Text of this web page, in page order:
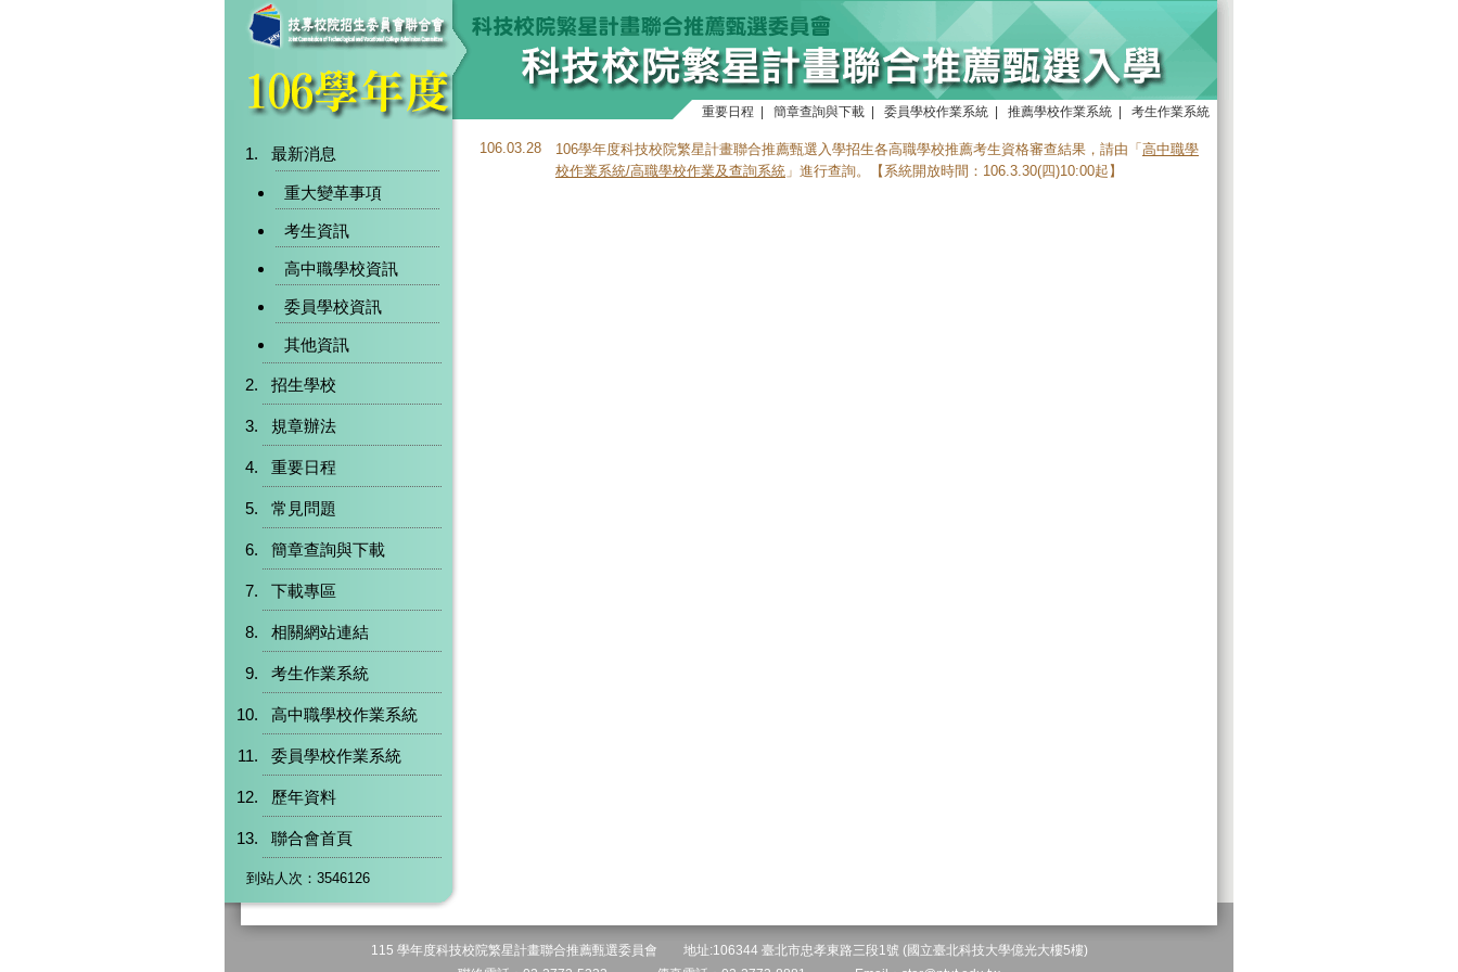
重要日程 簡章查詢與下載 委員學校作業系統 推薦學校作業系統 考生作業系統
最新消息
重大變革事項
考生資訊
高中職學校資訊
委員學校資訊
其他資訊
招生學校
規章辦法
重要日程
常見問題
簡章查詢與下載
下載專區
相關網站連結
考生作業系統
高中職學校作業系統
委員學校作業系統
歷年資料
聯合會首頁
到站人次：3546126
106.03.28 106學年度科技校院繁星計畫聯合推薦甄選入學招生各高職學校推薦考生資格審查結果，請由「 高中職學
校作業系統/高職學校作業及查詢系統 」進行查詢。【系統開放時間：106.3.30(四)10:00起】
115 學年度科技校院繁星計畫聯合推薦甄選委員會 地址:106344 臺北市忠孝東路三段1號 (國立臺北科技大學億光大樓5樓)